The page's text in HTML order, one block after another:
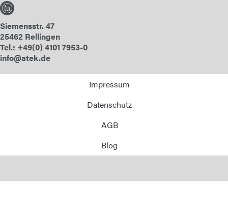
Siemensstr. 47
25462 Rellingen
Tel.: +49(0) 4101 7953-0
info@atek.de
Impressum
Datenschutz
AGB
Blog